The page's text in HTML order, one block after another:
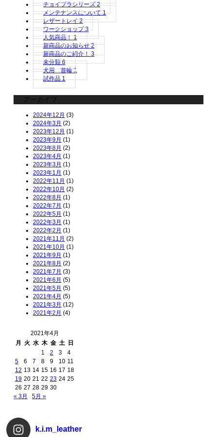
チョイブラシリーズ2
メンテナンスについて1
レザートレイ2
ワークショップ3
人気商品！1
新商品のお知らせ2
新商品のご紹介！3
未分類6
犬用 首輪1
試作品1
アーカイブ
2024年12月 (3)
2024年3月 (2)
2023年12月 (1)
2023年9月 (1)
2023年8月 (2)
2023年4月 (1)
2023年3月 (1)
2023年1月 (1)
2022年11月 (1)
2022年10月 (2)
2022年8月 (1)
2022年7月 (1)
2022年5月 (1)
2022年3月 (1)
2022年2月 (1)
2021年11月 (2)
2021年10月 (1)
2021年9月 (1)
2021年8月 (2)
2021年7月 (3)
2021年6月 (5)
2021年5月 (5)
2021年4月 (5)
2021年3月 (12)
2021年2月 (4)
2021年4月
月
火 水 木 金 土 日
1
2 3
4
5
6 7 8 9 10 11
12 13 14 15 16 17 18
19 20 21 22 23 24 25
26 27 28 29 30
« 3月
5月 »
k.i.m_leather